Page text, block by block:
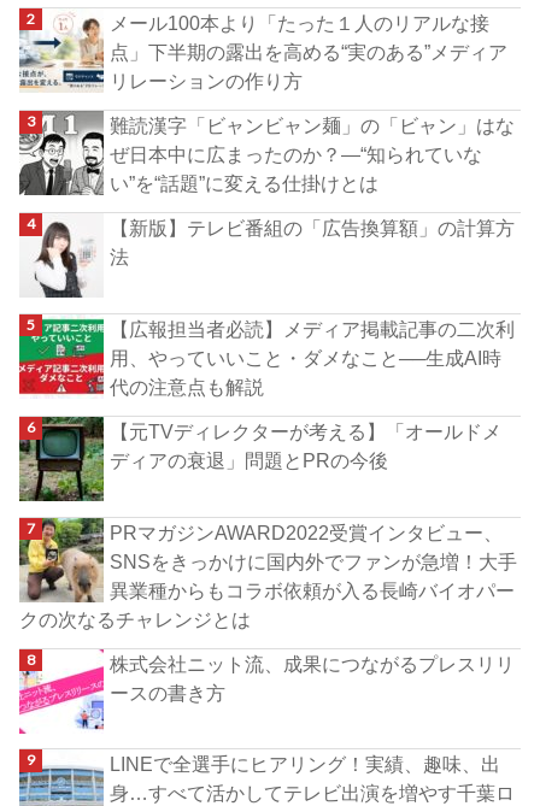
メール100本より「たった１人のリアルな接
点」下半期の露出を高める“実のある”メディア
リレーションの作り方
難読漢字「ビャンビャン麺」の「ビャン」はな
ぜ日本中に広まったのか？―“知られていな
い”を“話題”に変える仕掛けとは
【新版】テレビ番組の「広告換算額」の計算方
法
【広報担当者必読】メディア掲載記事の二次利
用、やっていいこと・ダメなこと──生成AI時
代の注意点も解説
【元TVディレクターが考える】「オールドメ
ディアの衰退」問題とPRの今後
PRマガジンAWARD2022受賞インタビュー、
SNSをきっかけに国内外でファンが急増！大手
異業種からもコラボ依頼が入る長崎バイオパー
クの次なるチャレンジとは
株式会社ニット流、成果につながるプレスリリ
ースの書き方
LINEで全選手にヒアリング！実績、趣味、出
身…すべて活かしてテレビ出演を増やす千葉ロ